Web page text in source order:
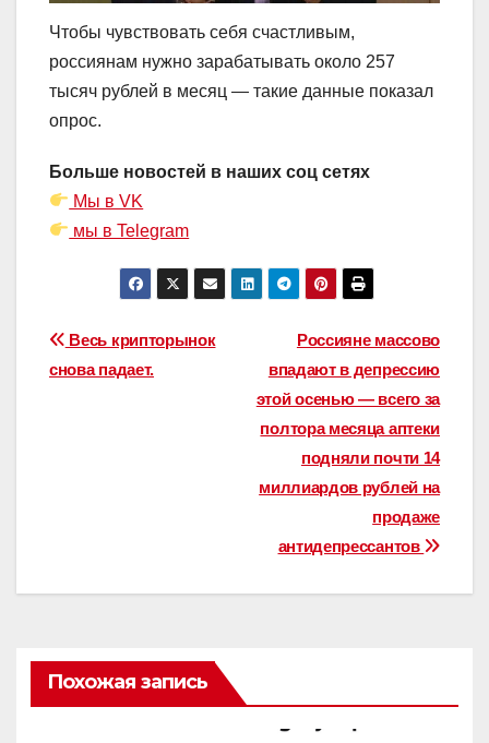
Чтобы чувствовать себя счастливым,
россиянам нужно зарабатывать около 257
тысяч рублей в месяц — такие данные показал
опрос.
Больше новостей в наших соц сетях
Мы в VK
мы в Telegram
Навигация
по
Россияне массово
впадают в депрессию
этой осенью — всего за
полтора месяца аптеки
подняли почти 14
миллиардов рублей на
продаже
антидепрессантов
Весь крипторынок
снова падает.
Похожая запись